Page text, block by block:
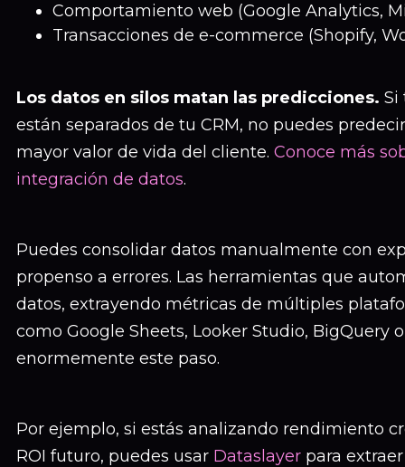
Comportamiento web (Google Analytics,
Transacciones de e-commerce (Shopify,
Los datos en silos matan las predicciones. Si
están separados de tu CRM, no puedes
mayor valor de vida del cliente. Conoce más
integración de datos.
Puedes consolidar datos manualmente con
propenso a errores. Las herramientas que
datos, extrayendo métricas de múltiples
como Google Sheets, Looker Studio, BigQuery
enormemente este paso.
Por ejemplo, si estás analizando rendimiento
ROI futuro, puedes usar Dataslayer para